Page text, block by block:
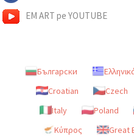
EM ART pe YOUTUBE
Български
Croatian
Czech
Italy
Poland
Κύπρος
Great